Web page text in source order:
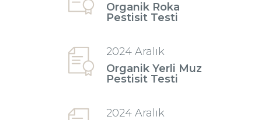
Organik Roka
Pestisit Testi
2024 Aralık
Organik Yerli Muz
Pestisit Testi
2024 Aralık